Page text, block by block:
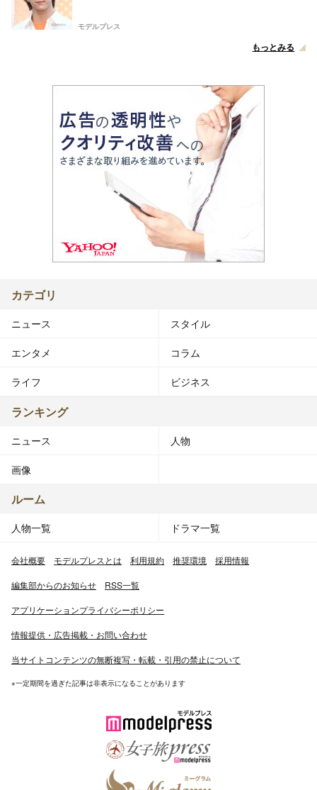
モデルプレス
もっとみる
カテゴリ
ニュース スタイル
エンタメ コラム
ライフ ビジネス
ランキング
ニュース 人物
画像
ルーム
人物一覧 ドラマ一覧
会社概要 モデルプレスとは 利用規約 推奨環境 採用情報
編集部からのお知らせ RSS一覧
アプリケーションプライバシーポリシー
情報提供・広告掲載・お問い合わせ
当サイトコンテンツの無断複写・転載・引用の禁止について
※一定期間を過ぎた記事は非表示になることがあります